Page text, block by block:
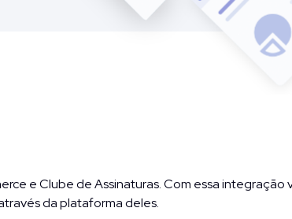
e Clube de Assinaturas. Com essa
da plataforma deles.